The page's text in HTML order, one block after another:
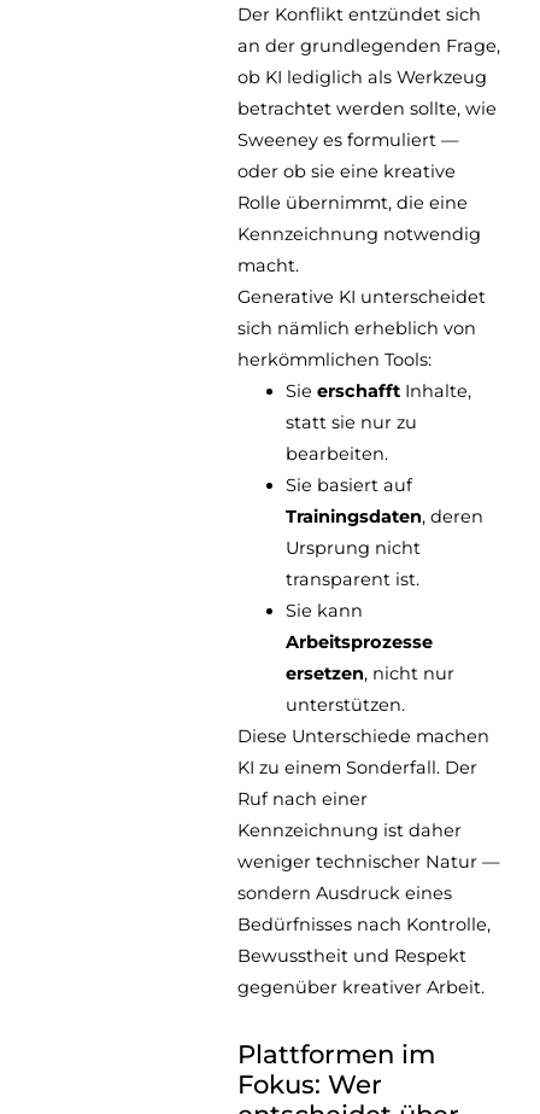
Der Konflikt entzündet sich
an der grundlegenden Frage,
ob KI lediglich als Werkzeug
betrachtet werden sollte, wie
Sweeney es formuliert —
oder ob sie eine kreative
Rolle übernimmt, die eine
Kennzeichnung notwendig
macht.
Generative KI unterscheidet
sich nämlich erheblich von
herkömmlichen Tools:
Sie erschafftInhalte,
statt sie nur zu
bearbeiten.
Sie basiert auf
Trainingsdaten, deren
Ursprung nicht
transparent ist.
Sie kann
Arbeitsprozesse
ersetzen, nicht nur
unterstützen.
Diese Unterschiede machen
KI zu einem Sonderfall. Der
Ruf nach einer
Kennzeichnung ist daher
weniger technischer Natur —
sondern Ausdruck eines
Bedürfnisses nach Kontrolle,
Bewusstheit und Respekt
gegenüber kreativer Arbeit.
Plattformen im
Fokus: Wer